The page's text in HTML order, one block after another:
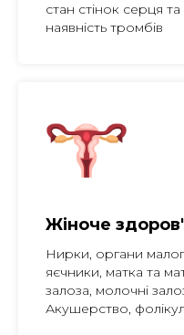
стан стінок серця
наявність тромбів
Жіноче
Нирки, органи
яєчники, матка та
залоза, молочні
Акушерство,